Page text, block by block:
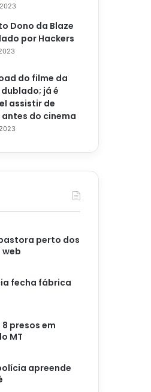
Dono da Blaze
por Hackers
do filme da
já é
assistir de
do cinema
perto dos
web
fecha fábrica
presos em
MT
apreende